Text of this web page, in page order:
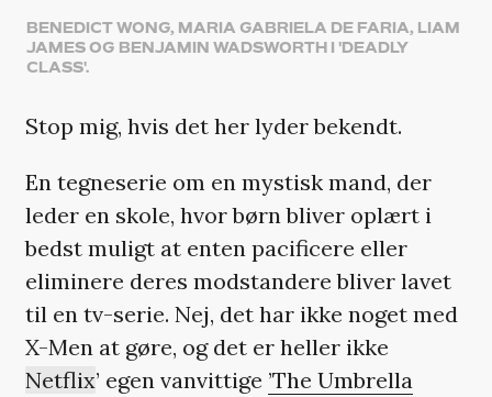
BENEDICT WONG, MARIA GABRIELA DE FARIA, LIAM
JAMES OG BENJAMIN WADSWORTH I 'DEADLY
CLASS'.
Stop mig, hvis det her lyder bekendt.
En tegneserie om en mystisk mand, der
leder en skole, hvor børn bliver oplært i
bedst muligt at enten pacificere eller
eliminere deres modstandere bliver lavet
til en tv-serie. Nej, det har ikke noget med
X-Men at gøre, og det er heller ikke
Netflix’ egen vanvittige ’The Umbrella